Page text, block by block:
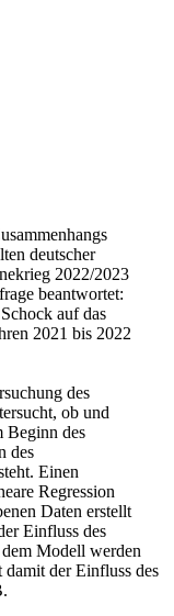
deutscher
2022/2023
beantwortet:
auf das
2021 bis 2022
des
ob und
Beginn des
des
Einen
Regression
Daten erstellt
Einfluss des
Modell werden
der Einfluss des